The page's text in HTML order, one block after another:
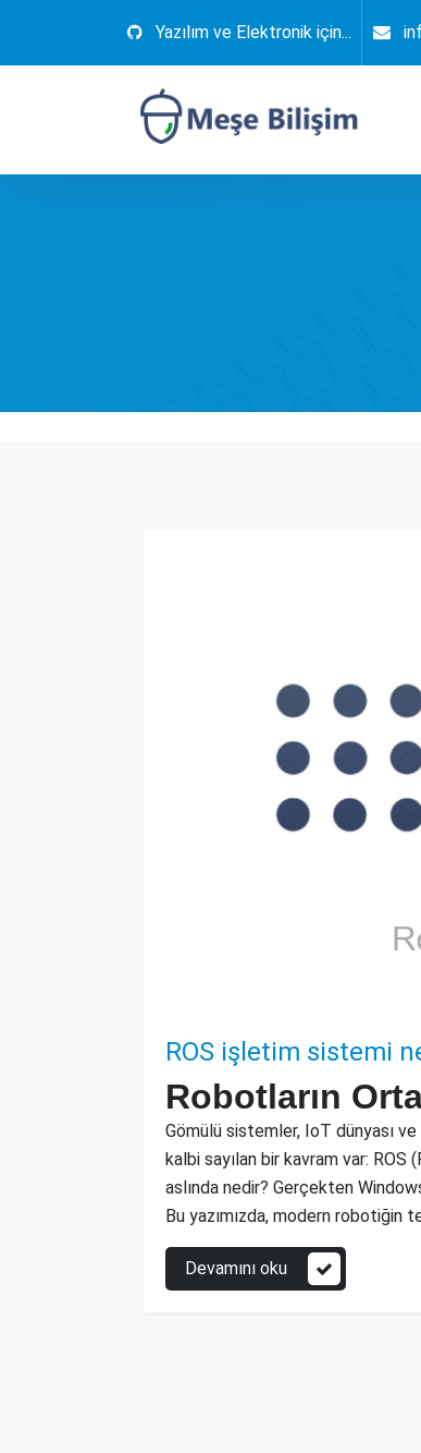
Yazılım ve Elektronik için...
ROS işletim sistemi
Robotların
Gömülü sistemler, IoT dünyası
kalbi sayılan bir kavram var:
aslında nedir? Gerçekten
Bu yazımızda, modern robotiğin
Devamını oku